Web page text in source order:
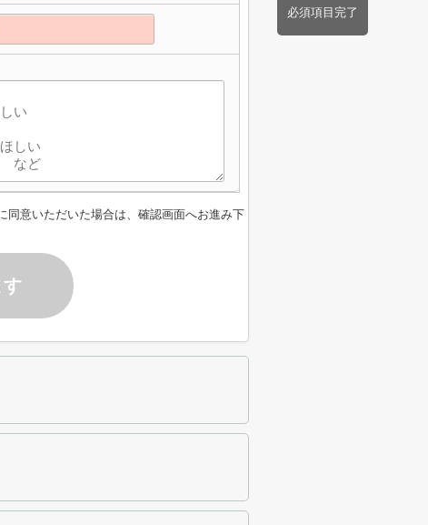
必須項目完了
同意いただいた場合は、確認画面へお進み下
す